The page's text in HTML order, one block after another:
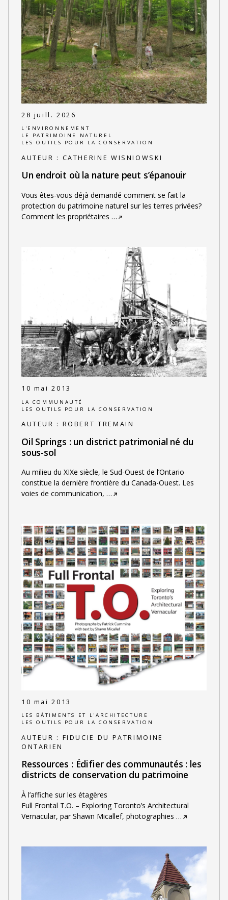
28 juill. 2026
L'ENVIRONNEMENT
LE PATRIMOINE NATUREL
LES OUTILS POUR LA CONSERVATION
AUTEUR : CATHERINE WISNIOWSKI
Un endroit où la nature peut s’épanouir
Vous êtes-vous déjà demandé comment se fait la
protection du patrimoine naturel sur les terres privées?
Comment les propriétaires …
10 mai 2013
LA COMMUNAUTÉ
LES OUTILS POUR LA CONSERVATION
AUTEUR : ROBERT TREMAIN
Oil Springs : un district patrimonial né du
sous-sol
Au milieu du XIXe siècle, le Sud-Ouest de l’Ontario
constitue la dernière frontière du Canada-Ouest. Les
voies de communication, …
10 mai 2013
LES BÂTIMENTS ET L'ARCHITECTURE
LES OUTILS POUR LA CONSERVATION
AUTEUR : FIDUCIE DU PATRIMOINE
ONTARIEN
Ressources : Édifier des communautés : les
districts de conservation du patrimoine
À l’affiche sur les étagères
Full Frontal T.O. – Exploring Toronto’s Architectural
Vernacular, par Shawn Micallef, photographies …